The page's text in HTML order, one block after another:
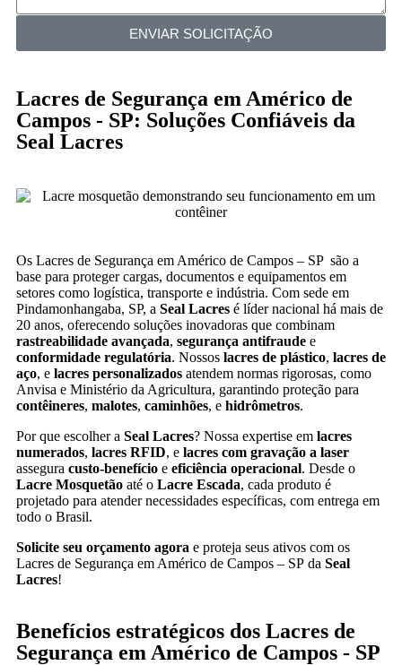
ENVIAR SOLICITAÇÃO
Lacres de Segurança em Américo de
Campos - SP: Soluções Confiáveis da
Seal Lacres
Os Lacres de Segurança em Américo de Campos – SP são a
base para proteger cargas, documentos e equipamentos em
setores como logística, transporte e indústria. Com sede em
Pindamonhangaba, SP, a Seal Lacres é líder nacional há mais de
20 anos, oferecendo soluções inovadoras que combinam
rastreabilidade avançada, segurança antifraude e
conformidade regulatória. Nossos lacres de plástico, lacres de
aço, e lacres personalizados atendem normas rigorosas, como
Anvisa e Ministério da Agricultura, garantindo proteção para
contêineres, malotes, caminhões, e hidrômetros.
Por que escolher a Seal Lacres? Nossa expertise em lacres
numerados, lacres RFID, e lacres com gravação a laser
assegura custo-benefício e eficiência operacional. Desde o
Lacre Mosquetão até o Lacre Escada, cada produto é
projetado para atender necessidades específicas, com entrega em
todo o Brasil.
Solicite seu orçamento agora e proteja seus ativos com os
Lacres de Segurança em Américo de Campos – SP da Seal
Lacres!
Benefícios estratégicos dos Lacres de
Segurança em Américo de Campos - SP